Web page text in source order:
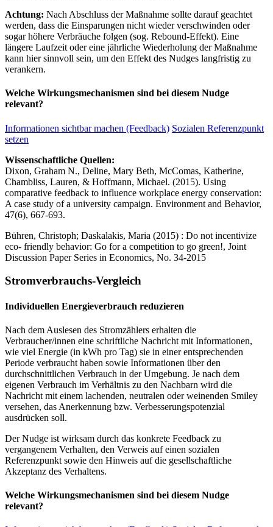
Achtung: Nach Abschluss der Maßnahme sollte darauf geachtet
werden, dass die Einsparungen nicht wieder verschwinden oder
sogar höhere Verbräuche folgen (sog. Rebound-Effekt). Eine
längere Laufzeit oder eine jährliche Wiederholung der Maßnahme
kann hier sinnvoll sein, um den Effekt des Nudges langfristig zu
verankern.
Welche Wirkungsmechanismen sind bei diesem Nudge
relevant?
Informationen sichtbar machen (Feedback) Sozialen Referenzpunkt
setzen
Wissenschaftliche Quellen:
Dixon, Graham N., Deline, Mary Beth, McComas, Katherine,
Chambliss, Lauren, & Hoffmann, Michael. (2015). Using
comparative feedback to influence workplace energy conservation:
A case study of a university campaign. Environment and Behavior,
47(6), 667-693.
Bühren, Christoph; Daskalakis, Maria (2015) : Do not incentivize
eco- friendly behavior: Go for a competition to go green!, Joint
Discussion Paper Series in Economics, No. 34-2015
Stromverbrauchs-Vergleich
Individuellen Energieverbrauch reduzieren
Nach dem Auslesen des Stromzählers erhalten die
Verbraucher/innen eine schriftliche Nachricht mit Informationen,
wie viel Energie (in kWh pro Tag) sie in einer entsprechenden
Periode verbraucht haben sowie Informationen über den
durchschnittlichen Verbrauch in der Umgebung. Je nach dem
eigenen Verbrauch im Verhältnis zu den Nachbarn wird die
Nachricht mit einem lachenden, neutralen oder weinenden Smiley
versehen, das Anerkennung bzw. Verbesserungspotenzial
ausdrücken soll.
Der Nudge ist wirksam durch das konkrete Feedback zu
vergangenem Verhalten, den Verweis auf einen sozialen
Referenzpunkt sowie den Hinweis auf die gesellschaftliche
Akzeptanz des Verhaltens.
Welche Wirkungsmechanismen sind bei diesem Nudge
relevant?